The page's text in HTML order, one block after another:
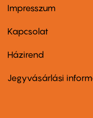
Footer
first
Impresszum
Kapcsolat
Footer
second
Házirend
Jegyvásárlási